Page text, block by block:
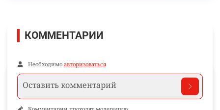
КОММЕНТАРИИ
Необходимо авторизоваться